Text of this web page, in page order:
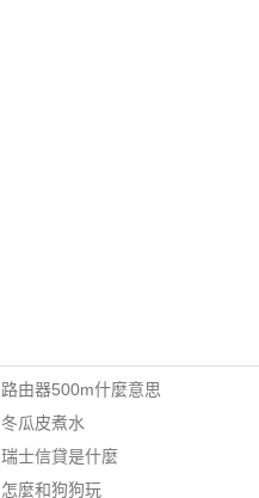
路由器500m什麼意思
冬瓜皮煮水
瑞士信貸是什麼
怎麼和狗狗玩